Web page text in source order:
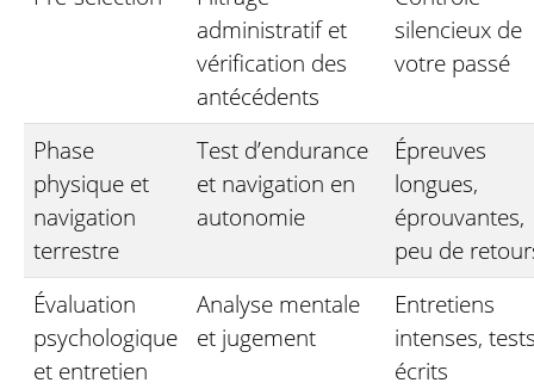
administratif et
vérification des
antécédents
silencieux de
votre passé
Phase
physique et
navigation
terrestre
Test d’endurance
et navigation en
autonomie
Épreuves
longues,
éprouvantes,
peu de
Évaluation
psychologique
et entretien
Analyse mentale
et jugement
Entretiens
intenses,
écrits